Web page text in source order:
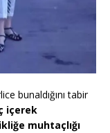
bunaldığını tabir
içerek
muhtaçlığı